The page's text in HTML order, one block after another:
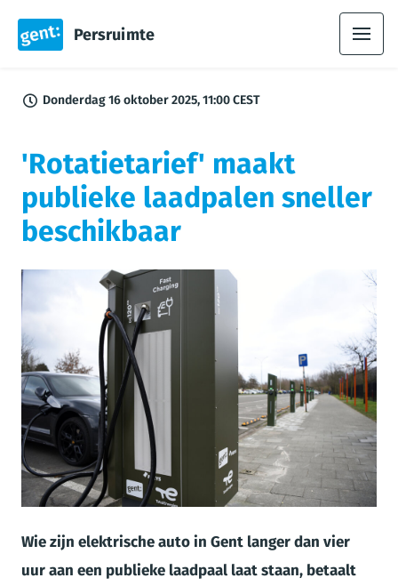
Persruimte
Donderdag 16 oktober 2025, 11:00 CEST
'Rotatietarief' maakt
publieke laadpalen sneller
beschikbaar
JPG
Wie zijn elektrische auto in Gent langer dan vier
uur aan een publieke laadpaal laat staan, betaalt